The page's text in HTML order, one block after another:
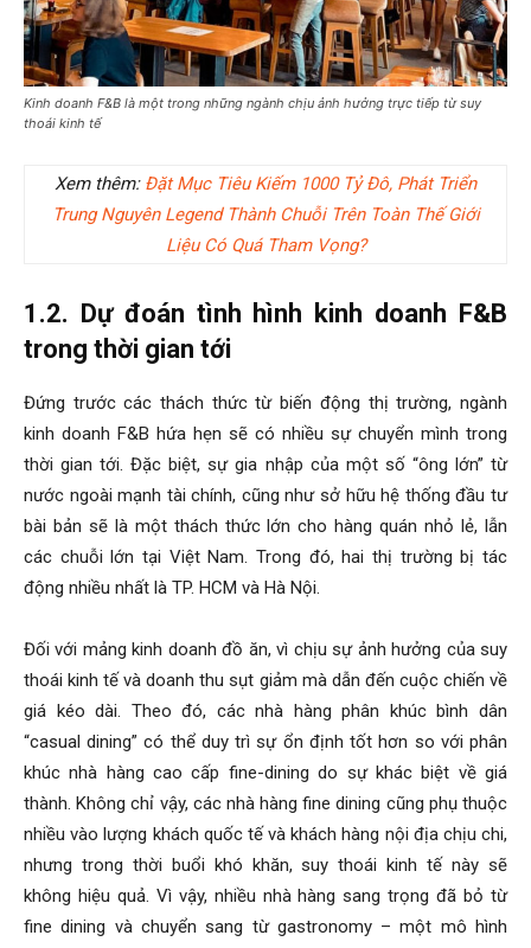
Kinh doanh F&B là một trong những ngành chịu ảnh hưởng trực tiếp từ suy
thoái kinh tế
Xem thêm: Đặt Mục Tiêu Kiếm 1000 Tỷ Đô, Phát Triển
Trung Nguyên Legend Thành Chuỗi Trên Toàn Thế Giới
Liệu Có Quá Tham Vọng?
1.2. Dự đoán tình hình kinh doanh F&B
trong thời gian tới
Đứng trước các thách thức từ biến động thị trường, ngành
kinh doanh F&B hứa hẹn sẽ có nhiều sự chuyển mình trong
thời gian tới. Đặc biệt, sự gia nhập của một số “ông lớn” từ
nước ngoài mạnh tài chính, cũng như sở hữu hệ thống đầu tư
bài bản sẽ là một thách thức lớn cho hàng quán nhỏ lẻ, lẫn
các chuỗi lớn tại Việt Nam. Trong đó, hai thị trường bị tác
động nhiều nhất là TP. HCM và Hà Nội.
Đối với mảng kinh doanh đồ ăn, vì chịu sự ảnh hưởng của suy
thoái kinh tế và doanh thu sụt giảm mà dẫn đến cuộc chiến về
giá kéo dài. Theo đó, các nhà hàng phân khúc bình dân
“casual dining” có thể duy trì sự ổn định tốt hơn so với phân
khúc nhà hàng cao cấp fine-dining do sự khác biệt về giá
thành. Không chỉ vậy, các nhà hàng fine dining cũng phụ thuộc
nhiều vào lượng khách quốc tế và khách hàng nội địa chịu chi,
nhưng trong thời buổi khó khăn, suy thoái kinh tế này sẽ
không hiệu quả. Vì vậy, nhiều nhà hàng sang trọng đã bỏ từ
fine dining và chuyển sang từ gastronomy – một mô hình